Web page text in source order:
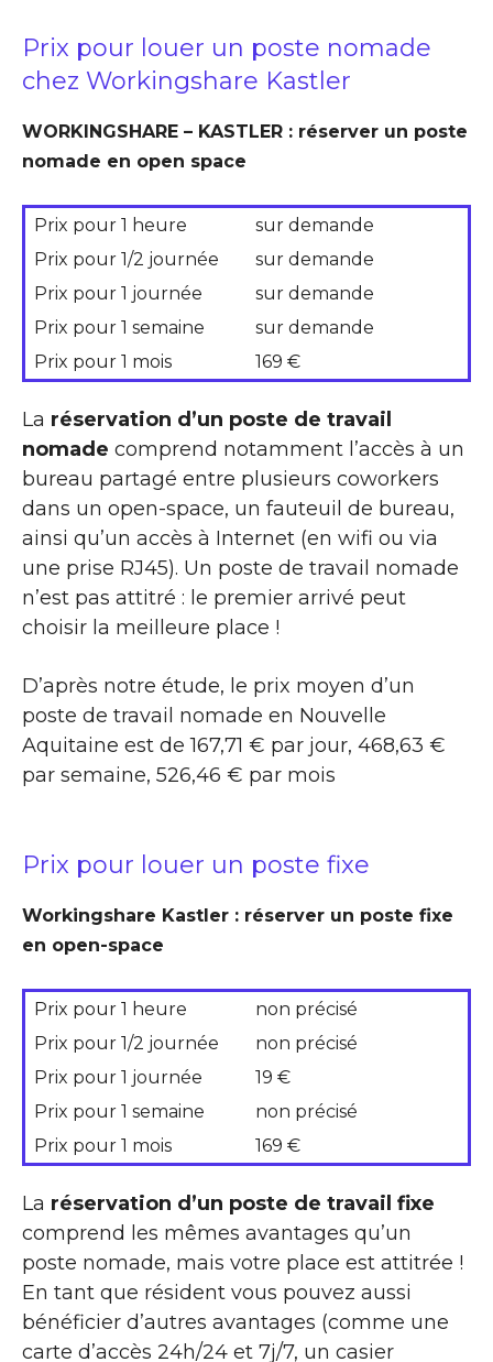
Prix pour louer un poste nomade
chez Workingshare Kastler
WORKINGSHARE – KASTLER : réserver un poste
nomade en open space
Prix pour 1 heure
sur demande
Prix pour 1/2 journée
sur demande
Prix pour 1 journée
sur demande
Prix pour 1 semaine
sur demande
Prix pour 1 mois
169 €
La réservation d’un poste de travail
nomade comprend notamment l’accès à un
bureau partagé entre plusieurs coworkers
dans un open-space, un fauteuil de bureau,
ainsi qu’un accès à Internet (en wifi ou via
une prise RJ45). Un poste de travail nomade
n’est pas attitré : le premier arrivé peut
choisir la meilleure place !
D’après notre étude, le prix moyen d’un
poste de travail nomade en Nouvelle
Aquitaine est de 167,71 € par jour, 468,63 €
par semaine, 526,46 € par mois
Prix pour louer un poste fixe
Workingshare Kastler : réserver un poste fixe
en open-space
Prix pour 1 heure
non précisé
Prix pour 1/2 journée
non précisé
Prix pour 1 journée
19 €
Prix pour 1 semaine
non précisé
Prix pour 1 mois
169 €
La réservation d’un poste de travail fixe
comprend les mêmes avantages qu’un
poste nomade, mais votre place est attitrée !
En tant que résident vous pouvez aussi
bénéficier d’autres avantages (comme une
carte d’accès 24h/24 et 7j/7, un casier